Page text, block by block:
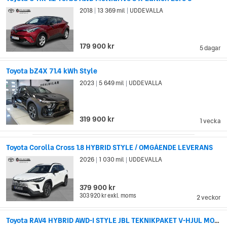
första företaget som massproducerade och sålde elektriska
hybridbilar kommersiellt. Sedan dess har de introducerat
tekniken i flera av deras bilfamiljer, som till exempel Camry och
Lexus. Under April 2016 hade Toyota sålt sammanlagt 9
miljoner hybrida personbilar, där bilfamiljen Prius stod för nära
5.7 miljoner.
5 dagar
2018 13 369 mil UDDEVALLA
179 900 kr
Toyota bZ4X 71.4 kWh Style
1 vecka
2023 5 649 mil UDDEVALLA
319 900 kr
Toyota Corolla Cross 1.8 HYBRID STYLE / OMGÅENDE LEVERANS
2 veckor
2026 1 030 mil UDDEVALLA
379 900 kr
303 920 krexkl. moms
Toyota RAV4 HYBRID AWD-I STYLE JBL TEKNIKPAKET V-HJUL MOTORVÄRMARE